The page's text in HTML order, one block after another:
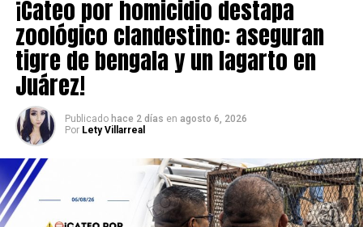
¡Cateo por homicidio destapa
zoológico clandestino: aseguran
tigre de bengala y un lagarto en
Juárez!
Publicado hace 2 días en agosto 6, 2026
Por Lety Villarreal